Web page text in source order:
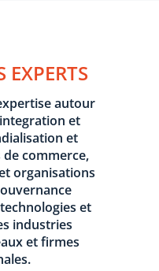
EXPERTS
autour
et
et
commerce,
organisations
et
industries
et firmes